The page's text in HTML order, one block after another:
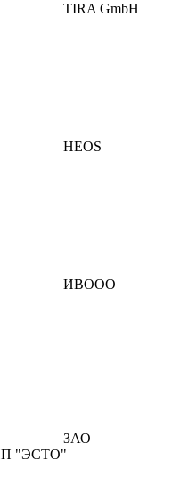
TIRA GmbH
HEOS
ИВООО
ЗАО
"ЭСТО"